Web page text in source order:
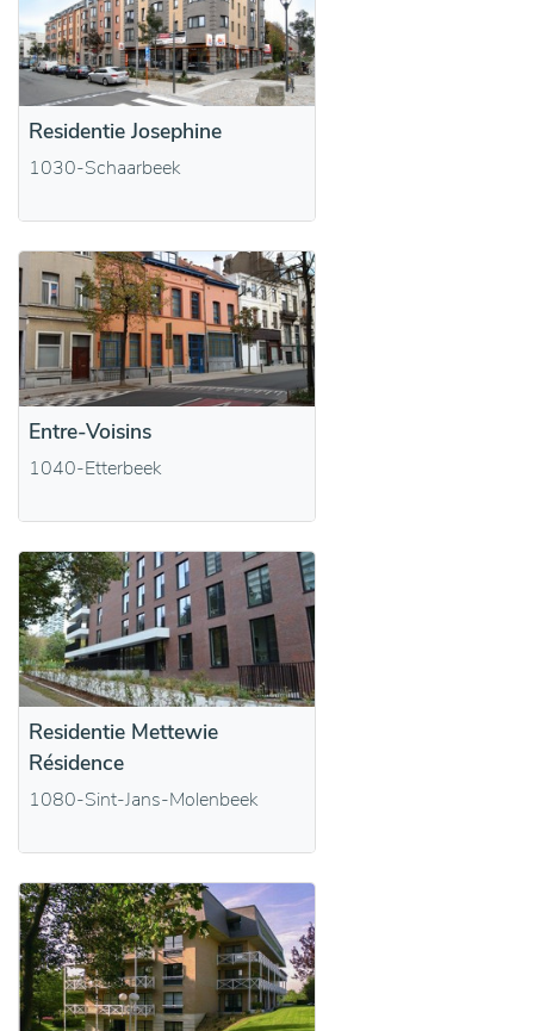
Residentie Josephine
1030-Schaarbeek
Entre-Voisins
1040-Etterbeek
Residentie Mettewie
Résidence
1080-Sint-Jans-Molenbeek